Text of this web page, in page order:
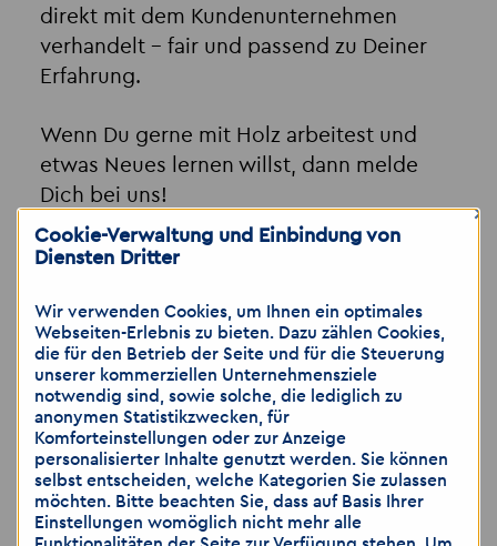
direkt mit dem Kundenunternehmen
verhandelt – fair und passend zu Deiner
Erfahrung.
Wenn Du gerne mit Holz arbeitest und
etwas Neues lernen willst, dann melde
Dich bei uns!
👉 Wir freuen uns auf Deine Bewerbung!
Komm einfach vorbei – ganz entspannt auf einen
Kaffee oder ein Wasser. Jeden Dienstag von 09:00 bis
15:00 Uhr. Lass uns in Ruhe über deine Wünsche und
Möglichkeiten sprechen.
Messenger:0160 90286954
📧E-Mail:info-berlin1@akzent-mitte.de
☎️Telefon:030 28399110
Akzent Personaldienstleistungen Mitte GmbH
Cookie-Verwaltung und Einbindung von
Diensten Dritter
×
Wir verwenden Cookies, um Ihnen ein optimales
Webseiten-Erlebnis zu bieten. Dazu zählen Cookies,
die für den Betrieb der Seite und für die Steuerung
unserer kommerziellen Unternehmensziele
notwendig sind, sowie solche, die lediglich zu
anonymen Statistikzwecken, für
Komforteinstellungen oder zur Anzeige
personalisierter Inhalte genutzt werden. Sie können
selbst entscheiden, welche Kategorien Sie zulassen
möchten. Bitte beachten Sie, dass auf Basis Ihrer
Einstellungen womöglich nicht mehr alle